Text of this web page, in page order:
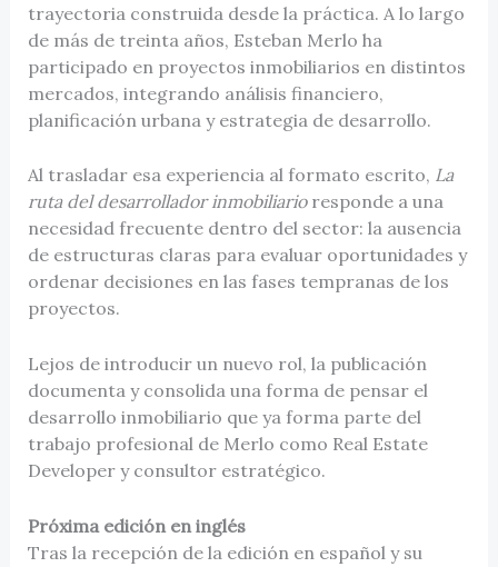
trayectoria construida desde la práctica. A lo largo
de más de treinta años, Esteban Merlo ha
participado en proyectos inmobiliarios en distintos
mercados, integrando análisis financiero,
planificación urbana y estrategia de desarrollo.
Al trasladar esa experiencia al formato escrito, La
ruta del desarrollador inmobiliarioresponde a una
necesidad frecuente dentro del sector: la ausencia
de estructuras claras para evaluar oportunidades y
ordenar decisiones en las fases tempranas de los
proyectos.
Lejos de introducir un nuevo rol, la publicación
documenta y consolida una forma de pensar el
desarrollo inmobiliario que ya forma parte del
trabajo profesional de Merlo como Real Estate
Developer y consultor estratégico.
Próxima edición en inglés
Tras la recepción de la edición en español y su